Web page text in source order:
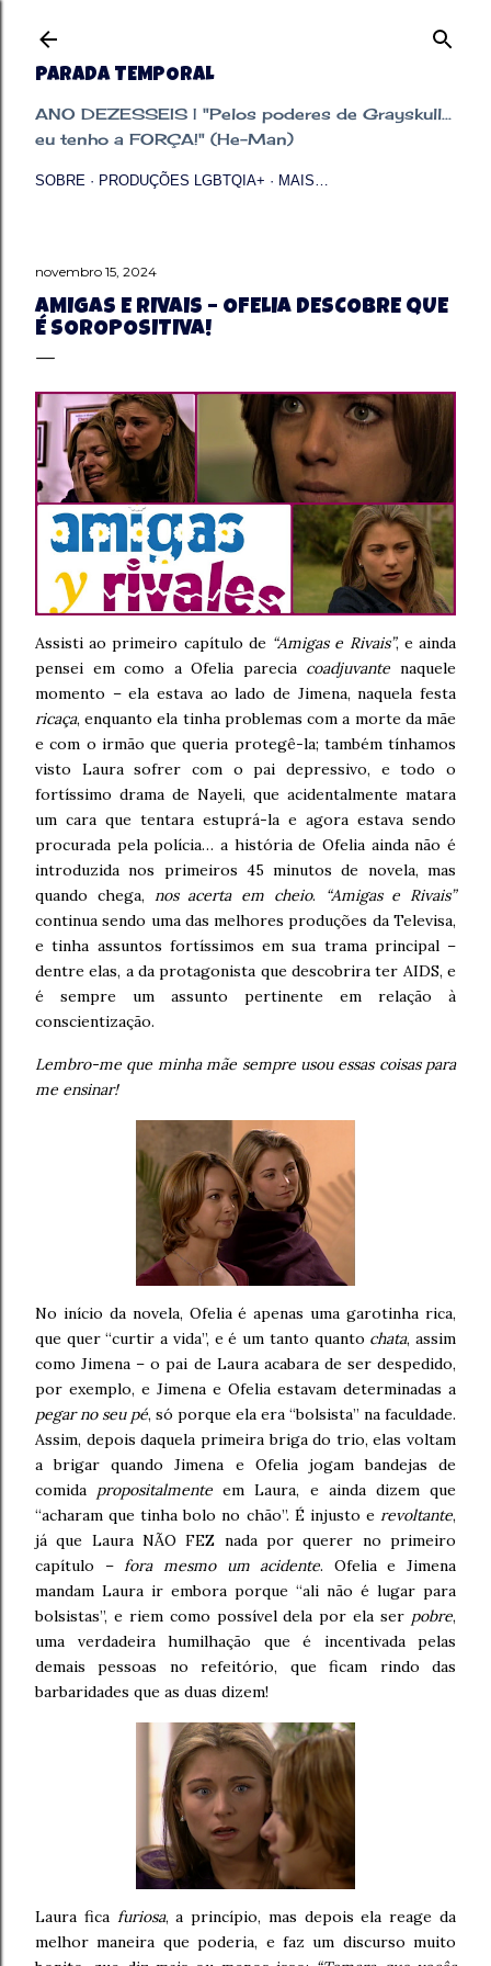
PARADA TEMPORAL
ANO DEZESSEIS | "Pelos poderes de Grayskull...
eu tenho a FORÇA!" (He-Man)
SOBRE PRODUÇÕES LGBTQIA+ MAIS…
novembro 15, 2024
AMIGAS E RIVAIS – OFELIA DESCOBRE QUE
É SOROPOSITIVA!
Assisti ao primeiro capítulo de “Amigas e Rivais”, e ainda
pensei em como a Ofelia parecia coadjuvante naquele
momento – ela estava ao lado de Jimena, naquela festa
ricaça, enquanto ela tinha problemas com a morte da mãe
e com o irmão que queria protegê-la; também tínhamos
visto Laura sofrer com o pai depressivo, e todo o
fortíssimo drama de Nayeli, que acidentalmente matara
um cara que tentara estuprá-la e agora estava sendo
procurada pela polícia… a história de Ofelia ainda não é
introduzida nos primeiros 45 minutos de novela, mas
quando chega, nos acerta em cheio.
“Amigas e Rivais”
continua sendo uma das melhores produções da Televisa,
e tinha assuntos fortíssimos em sua trama principal –
dentre elas, a da protagonista que descobrira ter AIDS, e
é sempre um assunto pertinente em relação à
conscientização.
Lembro-me que minha mãe sempre usou essas coisas para
me ensinar!
No início da novela, Ofelia é apenas uma garotinha rica,
que quer “curtir a vida”, e é um tanto quanto chata, assim
como Jimena – o pai de Laura acabara de ser despedido,
por exemplo, e Jimena e Ofelia estavam determinadas a
pegar no seu pé, só porque ela era “bolsista” na faculdade.
Assim, depois daquela primeira briga do trio, elas voltam
a brigar quando Jimena e Ofelia jogam bandejas de
comida propositalmente em Laura, e ainda dizem que
“acharam que tinha bolo no chão”. É injusto e revoltante,
já que Laura NÃO FEZ nada por querer no primeiro
capítulo –fora mesmo um acidente. Ofelia e Jimena
mandam Laura ir embora porque “ali não é lugar para
bolsistas”, e riem como possível dela por ela ser pobre,
uma verdadeira humilhação que é incentivada pelas
demais pessoas no refeitório, que ficam rindo das
barbaridades que as duas dizem!
Laura fica furiosa, a princípio, mas depois ela reage da
melhor maneira que poderia, e faz um discurso muito